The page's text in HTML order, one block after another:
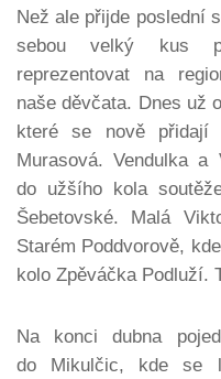
Než ale přijde poslední
sebou velký kus
reprezentovat na
naše děvčata. Dnes už
které se nově přidají
Murasová. Vendulka a
do užšího kola
Šebetovské. Malá
Starém Poddvorově,
kolo Zpěváčka Podluží.
Na konci dubna
do Mikulčic, kde se